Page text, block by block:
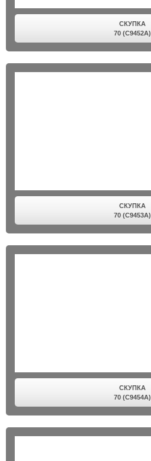
СКУПКА
70 (C9452A)
СКУПКА
70 (C9453A)
СКУПКА
70 (C9454A)